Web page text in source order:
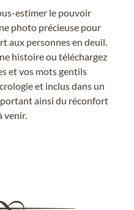
estimer le pouvoir
photo précieuse pour
aux personnes en deuil.
histoire ou téléchargez
et vos mots gentils
et inclus dans un
ainsi du réconfort
venir.